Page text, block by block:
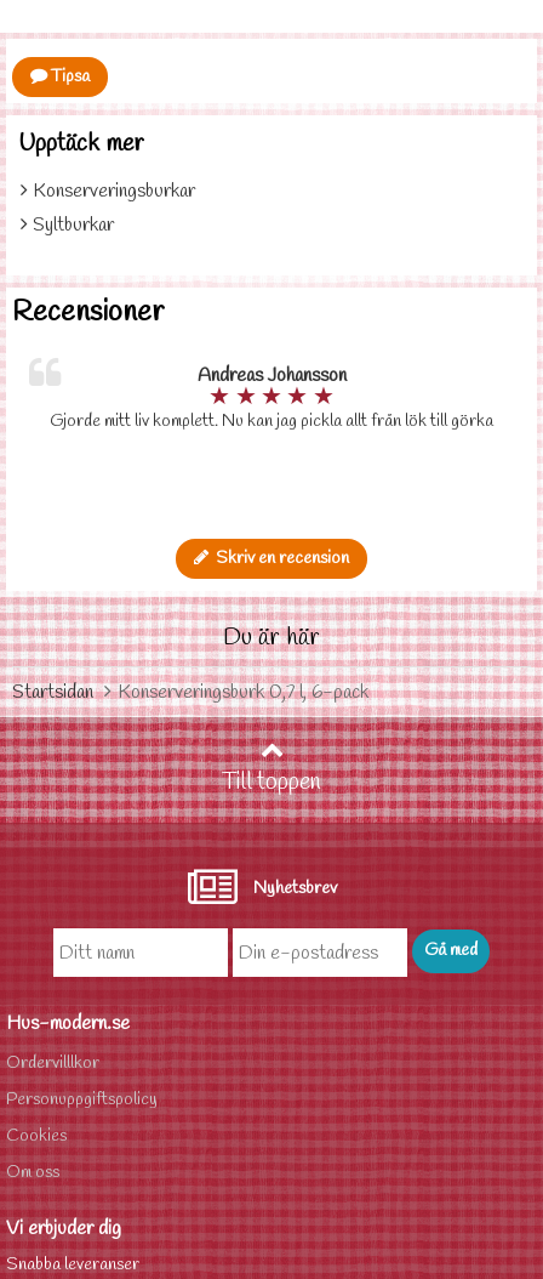
Tipsa
Upptäck mer
Konserveringsburkar
Syltburkar
Recensioner
Andreas Johansson
★ ★★★ ★
Gjorde mitt liv komplett. Nu kan jag pickla allt från lök till görka
Skriv en recension
Du är här
Startsidan Konserveringsburk 0,7 l, 6-pack
Till toppen
Nyhetsbrev
Hus-modern.se
Ordervilllkor
Personuppgiftspolicy
Cookies
Om oss
Vi erbjuder dig
Snabba leveranser